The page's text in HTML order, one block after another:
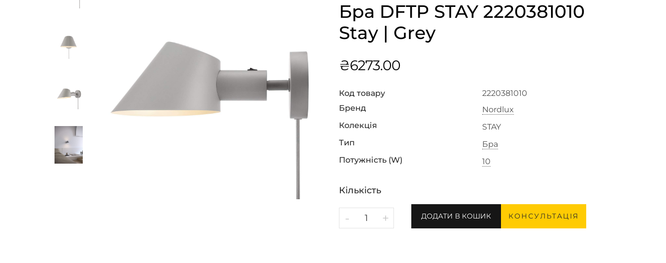
Бра DFTP STAY 2220381010
Stay | Grey
₴6273.00
Код товару
2220381010
Бренд
Nordlux
Колекція
STAY
Тип
Бра
Потужність (W)
10
Кількість
- + ДОДАТИ В КОШИК КОНСУЛЬТАЦІЯ